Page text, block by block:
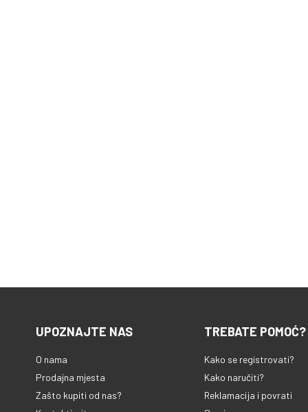
UPOZNAJTE NAS
O nama
Prodajna mjesta
Zašto kupiti od nas?
TREBATE POMOĆ?
Kako se registrovati?
Kako naručiti?
Reklamacija i povrati